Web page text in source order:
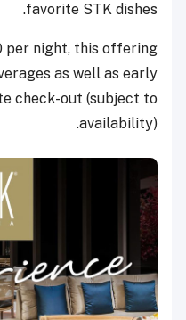
favorite STK dishes.
per night, this offering
as well as early
check-out (subject to
availability).